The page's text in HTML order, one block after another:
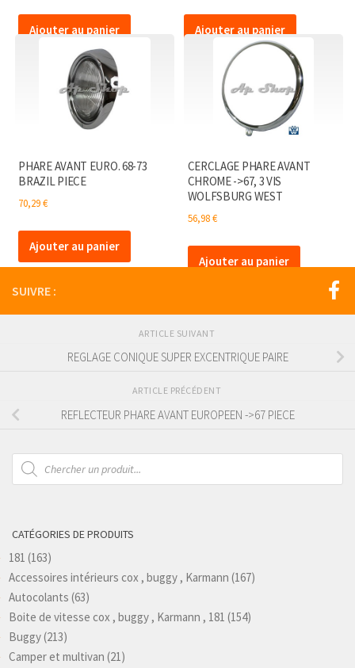
Ajouter au panier Ajouter au panier
PHARE AVANT EURO. 68-73
BRAZIL PIECE
70,29€
Ajouter au panier
CERCLAGE PHARE AVANT
CHROME ->67, 3 VIS
WOLFSBURG WEST
56,98€
Ajouter au panier
SUIVRE :
ARTICLE SUIVANT
REGLAGE CONIQUE SUPER EXCENTRIQUE PAIRE
ARTICLE PRÉCÉDENT
REFLECTEUR PHARE AVANT EUROPEEN ->67 PIECE
Recherche
de
produits
CATÉGORIES DE PRODUITS
181 (163)
Accessoires intérieurs cox , buggy , Karmann (167)
Autocolants (63)
Boite de vitesse cox , buggy , Karmann , 181 (154)
Buggy(213)
Camper et multivan (21)